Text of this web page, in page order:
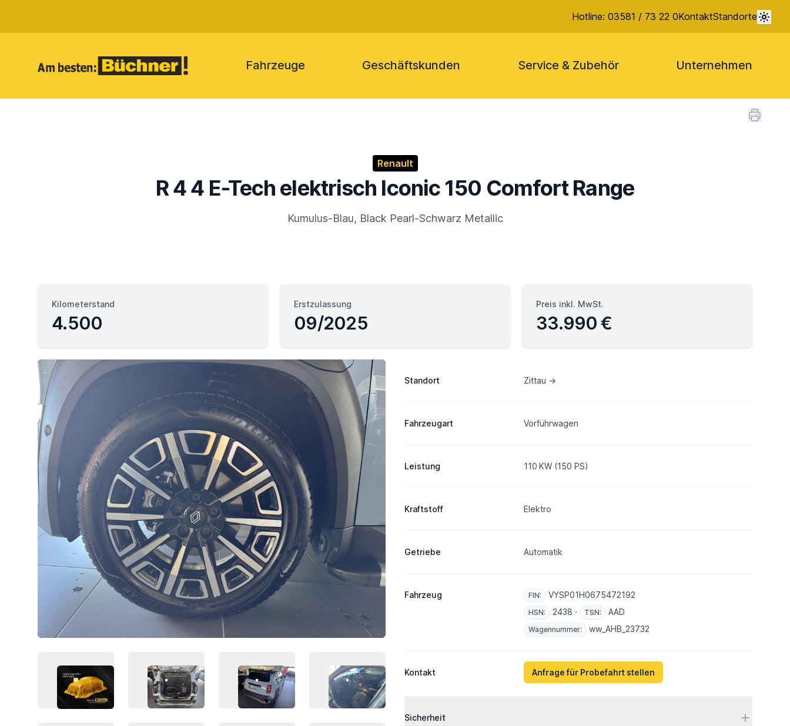
Hotline: 03581 / 73 22 0KontaktStandorte
Fahrzeuge Geschäftskunden Service & Zubehör Unternehmen
Renault
R 4 4 E-Tech elektrisch Iconic 150 Comfort Range
Kumulus-Blau, Black Pearl-Schwarz Metallic
Kilometerstand
4.500
Erstzulassung
09/2025
Preis inkl. MwSt.
33.990 €
FAHRZEUG-BILD 1 FAHRZEUG-BILD 2 FAHRZEUG-BILD 3 FAHRZEUG-BILD 4
Standort Zittau →
Fahrzeugart Vorführwagen
Leistung 110 KW (150 PS)
Kraftstoff Elektro
Getriebe Automatik
Fahrzeug FIN: VYSP01H0675472192
HSN: 2438 · TSN: AAD
Wagennummer: ww_AHB_23732
Kontakt Anfrage für Probefahrt stellen
Sicherheit